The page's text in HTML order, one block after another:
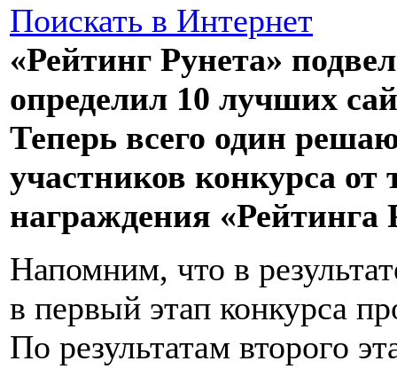
Поискать в Интернет
«Рейтинг Рунета»
определил 10 лучших
Теперь всего один
участников конкурса
награждения «Рейтинга
Напомним, что в
в первый этап конкурса
По результатам второго